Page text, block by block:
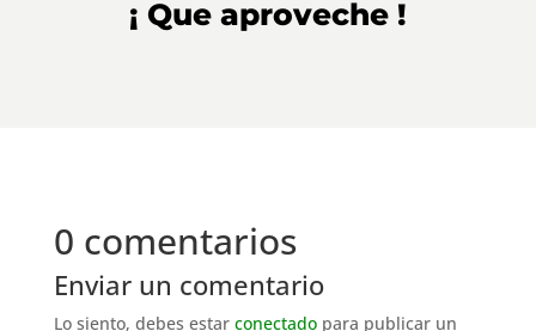
¡ Que aproveche !
0 comentarios
Enviar un comentario
Lo siento, debes estar conectadopara publicar un